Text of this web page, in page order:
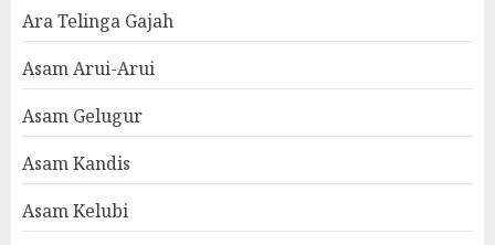
Ara Telinga Gajah
Asam Arui-Arui
Asam Gelugur
Asam Kandis
Asam Kelubi